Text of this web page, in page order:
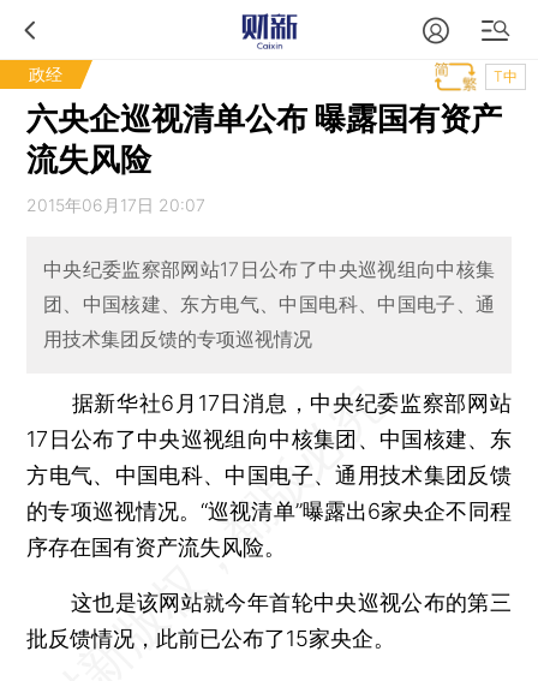
政经 T中
六央企巡视清单公布 曝露国有资产
流失风险
2015年06月17日 20:07
中央纪委监察部网站17日公布了中央巡视组向中核集
团、中国核建、东方电气、中国电科、中国电子、通
用技术集团反馈的专项巡视情况
据新华社6月17日消息，中央纪委监察部网站
17日公布了中央巡视组向中核集团、中国核建、东
方电气、中国电科、中国电子、通用技术集团反馈
的专项巡视情况。“巡视清单”曝露出6家央企不同程
序存在国有资产流失风险。
这也是该网站就今年首轮中央巡视公布的第三
批反馈情况，此前已公布了15家央企。